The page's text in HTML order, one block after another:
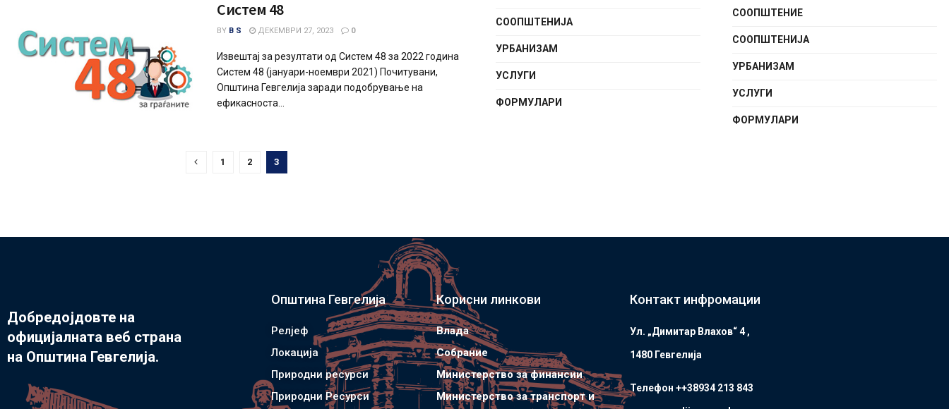
Систем 48
BY B S ДЕКЕМВРИ 27, 2023 0
Извештај за резултати од Систем 48 за 2022 година
Систем 48 (јануари-ноември 2021) Почитувани,
Општина Гевгелија заради подобрување на
ефикасноста...
1 2 3
СООПШТЕНИЈА
УРБАНИЗАМ
УСЛУГИ
ФОРМУЛАРИ
СООПШТЕНИE
СООПШТЕНИЈА
УРБАНИЗАМ
УСЛУГИ
ФОРМУЛАРИ
Добредојдовте на
официјалната веб страна
на Општина Гевгелија.
Општина Гевгелија
Релјеф
Локација
Природни ресурси
Природни Ресурси
Корисни линкови
Влада
Собрание
Министерство за финансии
Министерство за транспорт и
Контакт инфромации
Ул. „Димитар Влахов“ 4 ,
1480 Гевгелијa
Телефон ++38934 213 843